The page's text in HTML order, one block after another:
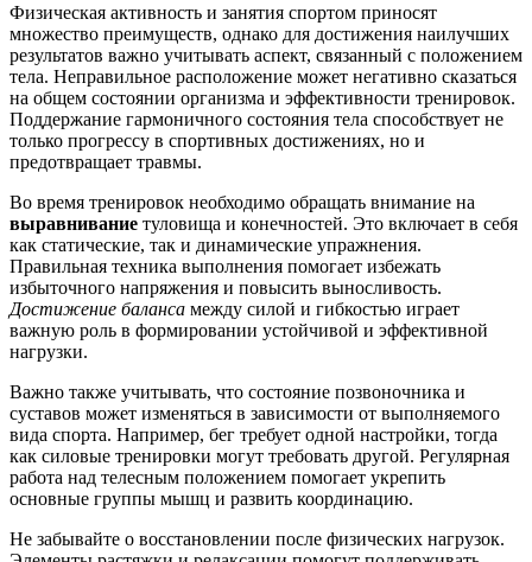
Физическая активность и занятия спортом приносят
множество преимуществ, однако для достижения наилучших
результатов важно учитывать аспект, связанный с положением
тела. Неправильное расположение может негативно сказаться
на общем состоянии организма и эффективности тренировок.
Поддержание гармоничного состояния тела способствует не
только прогрессу в спортивных достижениях, но и
предотвращает травмы.
Во время тренировок необходимо обращать внимание на
выравнивание туловища и конечностей. Это включает в себя
как статические, так и динамические упражнения.
Правильная техникa выполнения помогает избежать
избыточного напряжения и повысить выносливость.
Достижение баланса между силой и гибкостью играет
важную роль в формировании устойчивой и эффективной
нагрузки.
Важно также учитывать, что состояние позвоночника и
суставов может изменяться в зависимости от выполняемого
вида спорта. Например, бег требует одной настройки, тогда
как силовые тренировки могут требовать другой. Регулярная
работа над телесным положением помогает укрепить
основные группы мышц и развить координацию.
Не забывайте о восстановлении после физических нагрузок.